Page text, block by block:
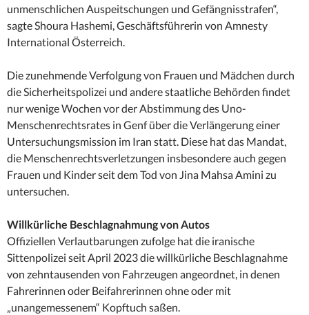
unmenschlichen Auspeitschungen und Gefängnisstrafen“,
sagte Shoura Hashemi, Geschäftsführerin von Amnesty
International Österreich.
Die zunehmende Verfolgung von Frauen und Mädchen durch
die Sicherheitspolizei und andere staatliche Behörden findet
nur wenige Wochen vor der Abstimmung des Uno-
Menschenrechtsrates in Genf über die Verlängerung einer
Untersuchungsmission im Iran statt. Diese hat das Mandat,
die Menschenrechtsverletzungen insbesondere auch gegen
Frauen und Kinder seit dem Tod von Jina Mahsa Amini zu
untersuchen.
Willkürliche Beschlagnahmung von Autos
Offiziellen Verlautbarungen zufolge hat die iranische
Sittenpolizei seit April 2023 die willkürliche Beschlagnahme
von zehntausenden von Fahrzeugen angeordnet, in denen
Fahrerinnen oder Beifahrerinnen ohne oder mit
„unangemessenem“ Kopftuch saßen.